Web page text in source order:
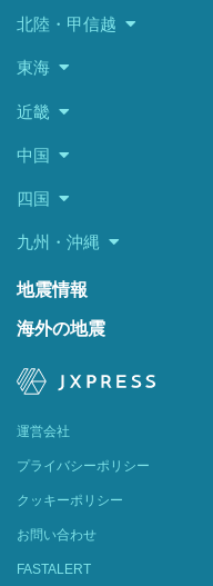
北陸・甲信越
東海
近畿
中国
四国
九州・沖縄
地震情報
海外の地震
運営会社
プライバシーポリシー
クッキーポリシー
お問い合わせ
FASTALERT